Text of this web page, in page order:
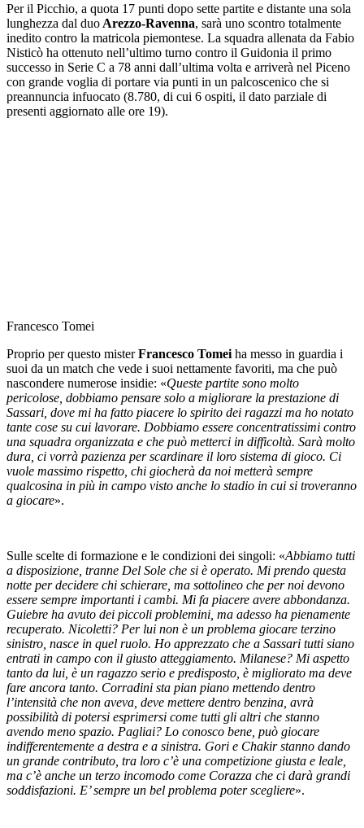
Per il Picchio, a quota 17 punti dopo sette partite e distante una sola
lunghezza dal duo Arezzo-Ravenna, sarà uno scontro totalmente
inedito contro la matricola piemontese. La squadra allenata da Fabio
Nisticò ha ottenuto nell’ultimo turno contro il Guidonia il primo
successo in Serie C a 78 anni dall’ultima volta e arriverà nel Piceno
con grande voglia di portare via punti in un palcoscenico che si
preannuncia infuocato (8.780, di cui 6 ospiti, il dato parziale di
presenti aggiornato alle ore 19).
Francesco Tomei
Proprio per questo misterFrancesco Tomei ha messo in guardia i
suoi da un match che vede i suoi nettamente favoriti, ma che può
nascondere numerose insidie: «Queste partite sono molto
pericolose, dobbiamo pensare solo a migliorare la prestazione di
Sassari, dove mi ha fatto piacere lo spirito dei ragazzi ma ho notato
tante cose su cui lavorare. Dobbiamo essere concentratissimi contro
una squadra organizzata e che può metterci in difficoltà. Sarà molto
dura, ci vorrà pazienza per scardinare il loro sistema di gioco. Ci
vuole massimo rispetto, chi giocherà da noi metterà sempre
qualcosina in più in campo visto anche lo stadio in cui si troveranno
a giocare».
Sulle scelte di formazione e le condizioni dei singoli: «Abbiamo tutti
a disposizione, tranne Del Sole che si è operato. Mi prendo questa
notte per decidere chi schierare, ma sottolineo che per noi devono
essere sempre importanti i cambi. Mi fa piacere avere abbondanza.
Guiebre ha avuto dei piccoli problemini, ma adesso ha pienamente
recuperato. Nicoletti? Per lui non è un problema giocare terzino
sinistro, nasce in quel ruolo. Ho apprezzato che a Sassari tutti siano
entrati in campo con il giusto atteggiamento. Milanese? Mi aspetto
tanto da lui, è un ragazzo serio e predisposto, è migliorato ma deve
fare ancora tanto. Corradini sta pian piano mettendo dentro
l’intensità che non aveva, deve mettere dentro benzina, avrà
possibilità di potersi esprimersi come tutti gli altri che stanno
avendo meno spazio. Pagliai? Lo conosco bene, può giocare
indifferentemente a destra e a sinistra. Gori e Chakir stanno dando
un grande contributo, tra loro c’è una competizione giusta e leale,
ma c’è anche un terzo incomodo come Corazza che ci darà grandi
soddisfazioni. E’ sempre un bel problema poter scegliere».